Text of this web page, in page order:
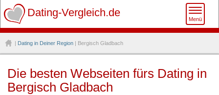
Dating-Vergleich.de
Toggle
Menü
| Dating in Deiner Region | Bergisch Gladbach
Die besten Webseiten fürs Dating in
Bergisch Gladbach